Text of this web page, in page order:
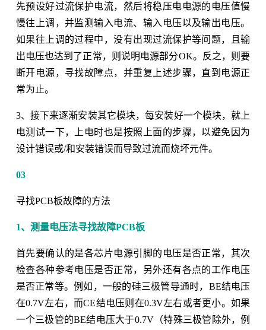
先预设好过流保护电流，然后将稳压电电源的电压值慢
慢往上调，并监测输入电流、输入电压以及输出电压。
如果往上调的过程中，没有出现过流保护等问题，且输
出电压也达到了正常，则说明电源部分OK。反之，则要
断开电源，寻找故障点，并重复上述步骤，直到电源正
常为止。
3、接下来逐渐安装其它模块，每安装好一个模块，就上
电测试一下，上电时也是按照上面的步骤，以避免因为
设计错误或/和安装错误而导致过流而烧坏元件。
03
寻找PCB板故障的方法
1、测量电压法寻找故障PCB板
首先要确认的是各芯片电源引脚的电压是否正常，其次
检查各种参考电压是否正常，另外还有各点的工作电压
是否正常等。例如，一般的硅三极管导通时，BE结电压
在0.7V左右，而CE结电压则在0.3V左右或者更小。如果
一个三极管的BE结电压大于0.7V（特殊三极管除外，例